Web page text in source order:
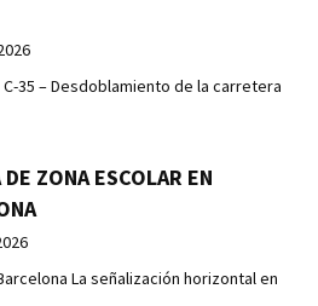
35 – Desdoblamiento de la carretera
ZONA ESCOLAR EN
La señalización horizontal en